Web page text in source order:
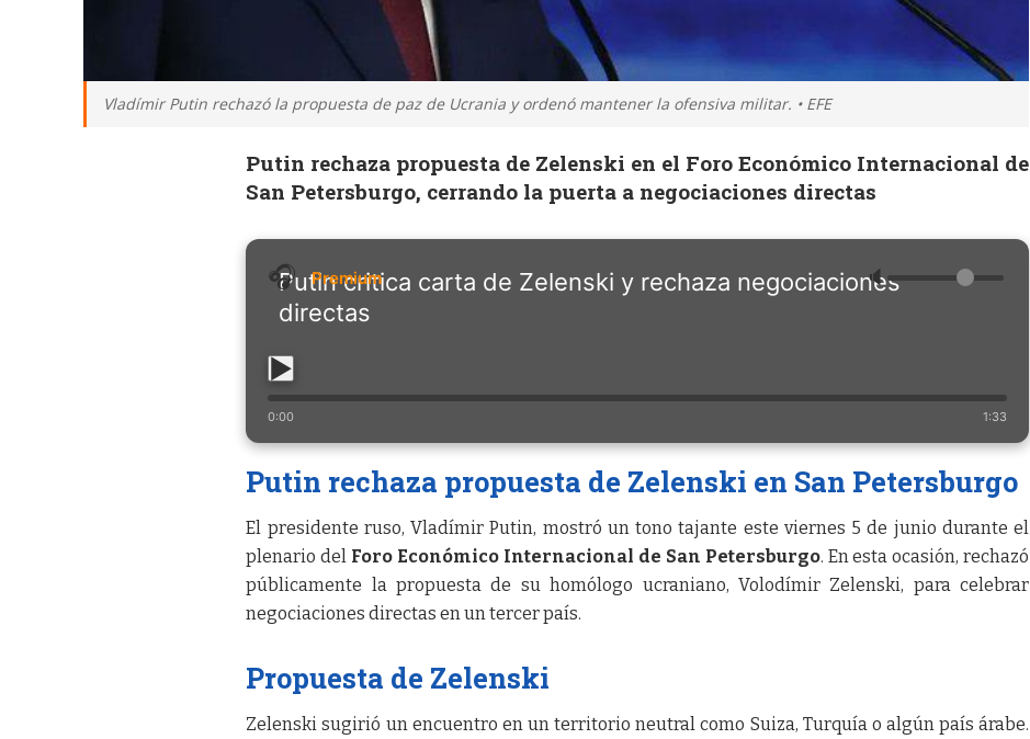
Vladímir Putin rechazó la propuesta de paz de Ucrania y ordenó mantener la ofensiva militar. • EFE
Putin rechaza propuesta de Zelenski en el Foro Económico Internacional de
San Petersburgo, cerrando la puerta a negociaciones directas
Putin critica carta de Zelenski y rechaza negociaciones
directas
🔈
0:00 1:33
Putin rechaza propuesta de Zelenski en San Petersburgo
El presidente ruso, Vladímir Putin, mostró un tono tajante este viernes 5 de junio durante el
plenario del Foro Económico Internacional de San Petersburgo. En esta ocasión, rechazó
públicamente la propuesta de su homólogo ucraniano, Volodímir Zelenski, para celebrar
negociaciones directas en un tercer país.
Propuesta de Zelenski
Zelenski sugirió un encuentro en un territorio neutral como Suiza, Turquía o algún país árabe.